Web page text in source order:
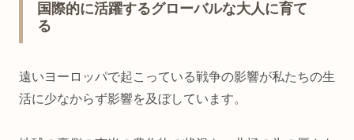
国際的に活躍するグローバルな大人に育て
る
遠いヨーロッパで起こっている戦争の影響が私たちの生
活に少なからず影響を及ぼしています。